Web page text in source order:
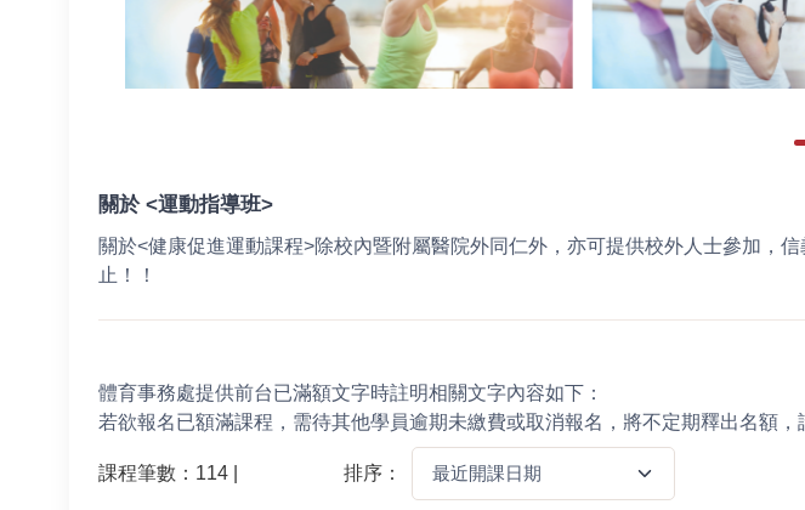
關於 <運動指導班>
關於<健康促進運動課程>除校內暨附屬醫院外同仁外，亦可提供校外人士參加，
止！！
體育事務處提供前台已滿額文字時註明相關文字內容如下：
若欲報名已額滿課程，需待其他學員逾期未繳費或取消報名，將不定期釋出名額，
課程筆數：114 | 排序：